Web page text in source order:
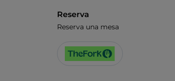
Reserva
Reserva una mesa